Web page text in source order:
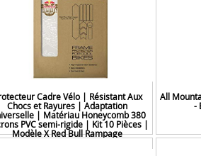
Cadre Vélo | Résistant Aux
Chocs et Rayures | Adaptation
| Matériau Honeycomb 380
PVC semi-rigide | Kit 10 Pièces |
Modèle X Red Bull Rampage
All
-